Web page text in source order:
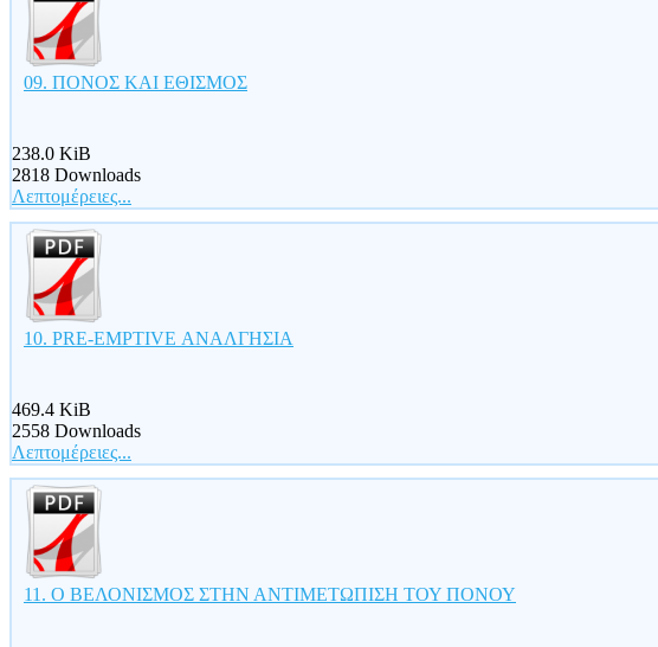
09. ΠΟΝΟΣ ΚΑΙ ΕΘΙΣΜΟΣ
238.0 KiB
2818 Downloads
Λεπτομέρειες...
10. PRE-EMPTIVE ΑΝΑΛΓΗΣΙΑ
469.4 KiB
2558 Downloads
Λεπτομέρειες...
11. Ο ΒΕΛΟΝΙΣΜΟΣ ΣΤΗΝ ΑΝΤΙΜΕΤΩΠΙΣΗ ΤΟΥ ΠΟΝΟΥ